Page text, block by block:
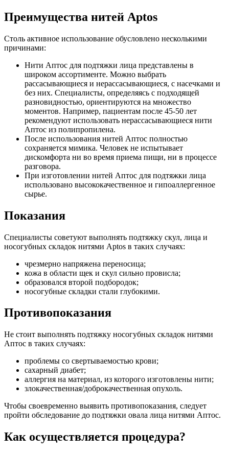
Преимущества нитей Aptos
Столь активное использование обусловлено несколькими
причинами:
Нити Аптос для подтяжки лица представлены в
широком ассортименте. Можно выбрать
рассасывающиеся и нерассасывающиеся, с насечками и
без них. Специалисты, определяясь с подходящей
разновидностью, ориентируются на множество
моментов. Например, пациентам после 45-50 лет
рекомендуют использовать нерассасывающиеся нити
Аптос из полипропилена.
После использования нитей Аптос полностью
сохраняется мимика. Человек не испытывает
дискомфорта ни во время приема пищи, ни в процессе
разговора.
При изготовлении нитей Аптос для подтяжки лица
использовано высококачественное и гипоаллергенное
сырье.
Показания
Специалисты советуют выполнять подтяжку скул, лица и
носогубных складок нитями Aptos в таких случаях:
чрезмерно напряжена переносица;
кожа в области щек и скул сильно провисла;
образовался второй подбородок;
носогубные складки стали глубокими.
Противопоказания
Не стоит выполнять подтяжку носогубных складок нитями
Аптос в таких случаях:
проблемы со свертываемостью крови;
сахарный диабет;
аллергия на материал, из которого изготовлены нити;
злокачественная/доброкачественная опухоль.
Чтобы своевременно выявить противопоказания, следует
пройти обследование до подтяжки овала лица нитями Аптос.
Как осуществляется процедура?